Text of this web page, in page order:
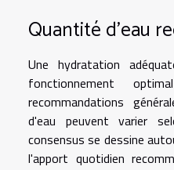
Quantité d'eau
Une hydratation
fonctionnement
recommandations
d'eau peuvent varier
consensus se dessine
l'apport quotidien